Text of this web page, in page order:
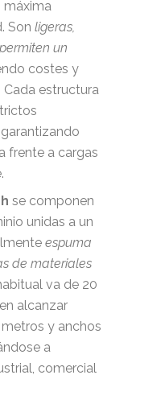
máxima
Son ligeras,
un
costes y
estructura
frente a cargas
se componen
unidas a un
espuma
de materiales
va de 20
alcanzar
y anchos
a
comercial